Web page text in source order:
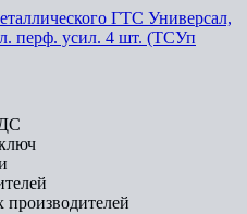
ГТС Универсал,
перф. усил. 4 шт. (ТСУп